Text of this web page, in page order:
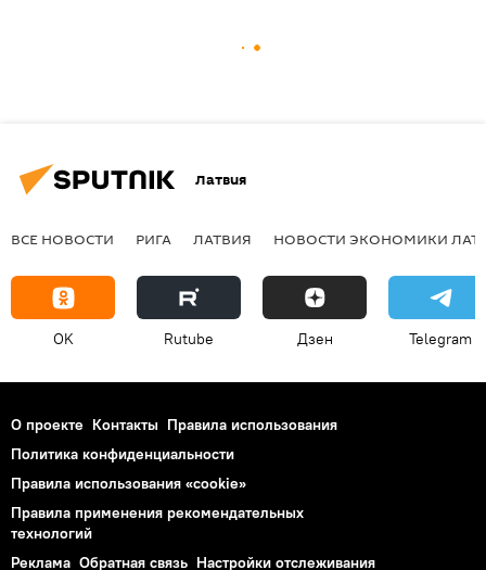
Латвия
ВСЕ НОВОСТИ РИГА ЛАТВИЯ НОВОСТИ ЭКОНОМИКИ
OK Rutube Дзен Telegram
О проекте Контакты Правила использования
Политика конфиденциальности
Правила использования «cookie»
Правила применения рекомендательных
технологий
Реклама Обратная связь Настройки отслеживания